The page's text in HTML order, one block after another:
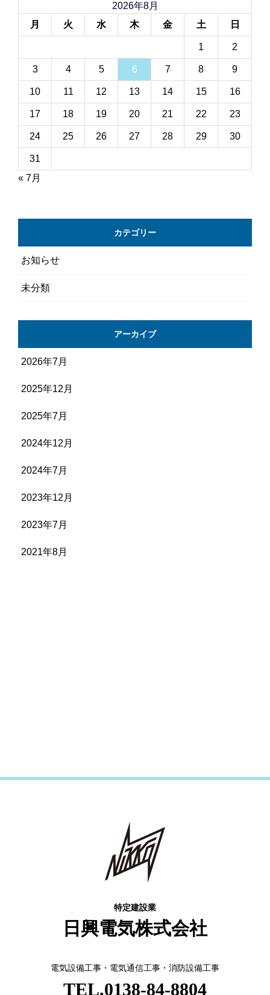
2026年8月
月
火 水 木 金 土 日
1 2
3 4 5 6 7 8 9
10 11 12 13 14 15 16
17 18 19 20 21 22 23
24 25 26 27 28 29 30
31
« 7月
カテゴリー
お知らせ
未分類
アーカイブ
2026年7月
2025年12月
2025年7月
2024年12月
2024年7月
2023年12月
2023年7月
2021年8月
特定建設業
日興電気株式会社
電気設備工事・電気通信工事・消防設備工事
TEL.0138-84-8804